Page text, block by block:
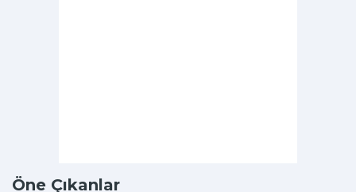
Öne Çıkanlar